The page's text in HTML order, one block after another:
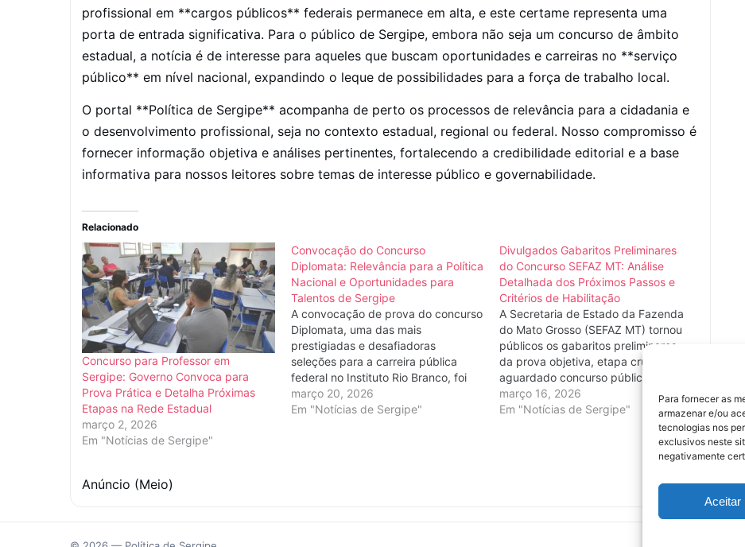
Para fornecer as
armazenar e/ou
tecnologias nos
exclusivos neste
negativamente
Aceitar
profissional em **cargos públicos** federais permanece em alta, e este certame representa uma
porta de entrada significativa. Para o público de Sergipe, embora não seja um concurso de âmbito
estadual, a notícia é de interesse para aqueles que buscam oportunidades e carreiras no **serviço
público** em nível nacional, expandindo o leque de possibilidades para a força de trabalho local.
O portal **Política de Sergipe** acompanha de perto os processos de relevância para a cidadania e
o desenvolvimento profissional, seja no contexto estadual, regional ou federal. Nosso compromisso é
fornecer informação objetiva e análises pertinentes, fortalecendo a credibilidade editorial e a base
informativa para nossos leitores sobre temas de interesse público e governabilidade.
Relacionado
Concurso para Professor em
Sergipe: Governo Convoca para
Prova Prática e Detalha Próximas
Etapas na Rede Estadual
março 2, 2026
Em "Notícias de Sergipe"
Convocação do Concurso
Diplomata: Relevância para a Política
Nacional e Oportunidades para
Talentos de Sergipe
A convocação de prova do concurso
Diplomata, uma das mais
prestigiadas e desafiadoras
seleções para a carreira pública
federal no Instituto Rio Branco, foi
oficialmente publicada no Diário
Oficial da União nesta sexta-feira,
março 20, 2026
Em "Notícias de Sergipe"
Divulgados Gabaritos Preliminares
do Concurso SEFAZ MT: Análise
Detalhada dos Próximos Passos e
Critérios de Habilitação
A Secretaria de Estado da Fazenda
do Mato Grosso (SEFAZ MT) tornou
públicos os gabaritos preliminares
da prova objetiva, etapa crucial do
aguardado concurso público para o
órgão. A divulgação marca um
momento decisivo para milhares de
candidatos que buscam uma vaga
na carreira fazendária e abre o
março 16, 2026
Em "Notícias de Sergipe"
Anúncio (Meio)